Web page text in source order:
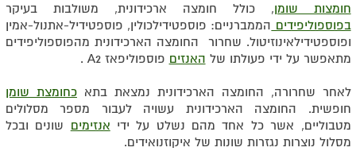
חומצות שומן, כולל חומצה ארכידונית, משולבות בעיקר
בפוספוליפידים הממברניים: פוספטידילכולין, פוספטידיל-אתנול-אמין
ופוספטידילאינוזיטול. שחרור החומצה הארכידונית מהפוספוליפידים
מתאפשר על ידי פעולתו של האנזים פוספוליפאז A2
.
לאחר שחרורה, החומצה הארכידונית נמצאת בתאכחומצת שומן
חופשית. החומצה הארכידונית עשויה לעבור מספר מסלולים
מטבוליים, אשר כל אחד מהם נשלט על ידי אנזימים שונים ובכל
מסלול נוצרות נגזרות שונות של איקוזנואידים.